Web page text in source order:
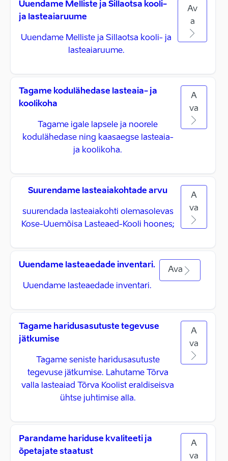
Uuendame Melliste ja Sillaotsa kooli-
ja lasteaiaruume
Uuendame Melliste ja Sillaotsa kooli- ja
lasteaiaruume.
Av
a
Tagame kodulähedase lasteaia- ja
koolikoha
Tagame igale lapsele ja noorele
kodulähedase ning kaasaegse lasteaia-
ja koolikoha.
A
va
Suurendame lasteaiakohtade arvu
suurendada lasteaiakohti olemasolevas
Kose-Uuemõisa Lasteaed-Kooli hoones;
A
va
Uuendame lasteaedade inventari.
Uuendame lasteaedade inventari.
Ava
Tagame haridusasutuste tegevuse
jätkumise
Tagame seniste haridusasutuste
tegevuse jätkumise. Lahutame Tõrva
valla lasteaiad Tõrva Koolist eraldiseisva
ühtse juhtimise alla.
A
va
Parandame hariduse kvaliteeti ja
õpetajate staatust
A
va